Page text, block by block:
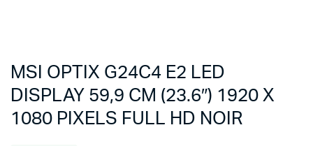
MSI OPTIX G24C4 E2 LED
DISPLAY 59,9 CM (23.6″) 1920 X
1080 PIXELS FULL HD NOIR